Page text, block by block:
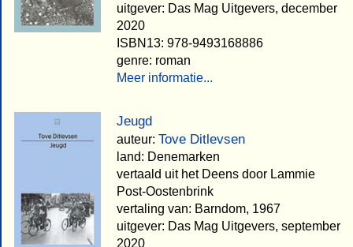
uitgever: Das Mag Uitgevers, december
2020
ISBN13: 978-9493168886
genre: roman
Meer informatie...
Jeugd
auteur: Tove Ditlevsen
land: Denemarken
vertaald uit het Deens door Lammie
Post-Oostenbrink
vertaling van: Barndom, 1967
uitgever: Das Mag Uitgevers, september
2020